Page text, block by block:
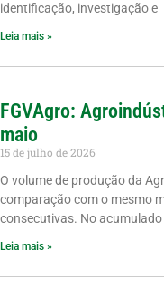
identificação, investigação e
Leia mais »
FGVAgro:
maio
15 de julho de 2026
O volume de produção da
comparação com o mesmo
consecutivas. No acumulado
Leia mais »